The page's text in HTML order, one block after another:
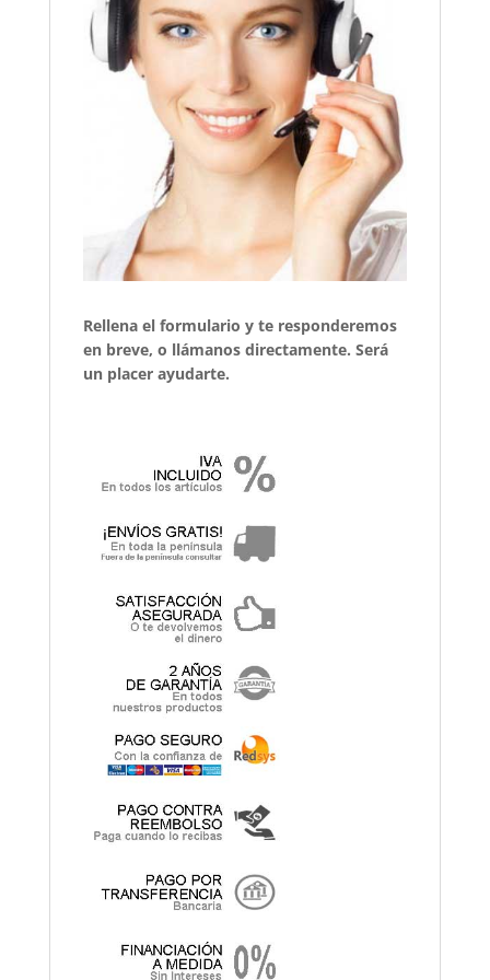
Rellena el formulario y te responderemos
en breve, o llámanos directamente. Será
un placer ayudarte.